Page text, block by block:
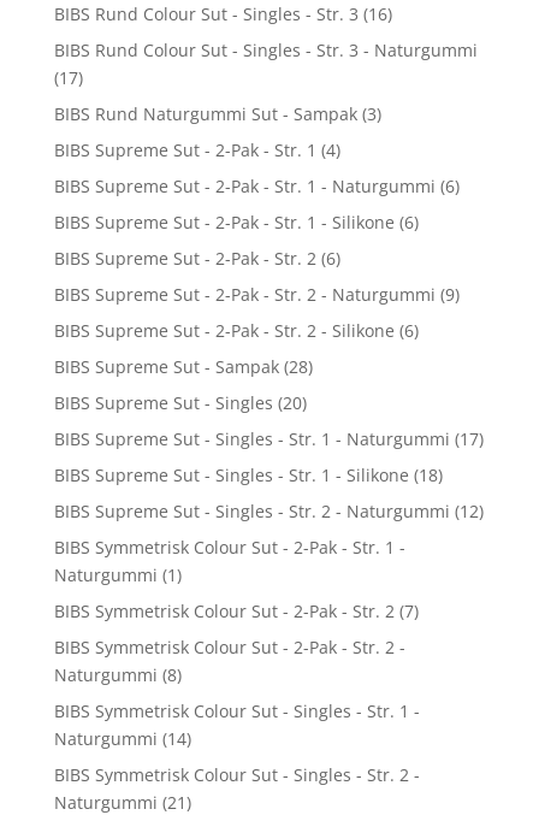
BIBS Rund Colour Sut - Singles - Str. 3 (16)
BIBS Rund Colour Sut - Singles - Str. 3 - Naturgummi
(17)
BIBS Rund Naturgummi Sut - Sampak (3)
BIBS Supreme Sut - 2-Pak - Str. 1 (4)
BIBS Supreme Sut - 2-Pak - Str. 1 - Naturgummi (6)
BIBS Supreme Sut - 2-Pak - Str. 1 - Silikone (6)
BIBS Supreme Sut - 2-Pak - Str. 2 (6)
BIBS Supreme Sut - 2-Pak - Str. 2 - Naturgummi (9)
BIBS Supreme Sut - 2-Pak - Str. 2 - Silikone (6)
BIBS Supreme Sut - Sampak (28)
BIBS Supreme Sut - Singles (20)
BIBS Supreme Sut - Singles - Str. 1 - Naturgummi (17)
BIBS Supreme Sut - Singles - Str. 1 - Silikone (18)
BIBS Supreme Sut - Singles - Str. 2 - Naturgummi (12)
BIBS Symmetrisk Colour Sut - 2-Pak - Str. 1 -
Naturgummi (1)
BIBS Symmetrisk Colour Sut - 2-Pak - Str. 2 (7)
BIBS Symmetrisk Colour Sut - 2-Pak - Str. 2 -
Naturgummi (8)
BIBS Symmetrisk Colour Sut - Singles - Str. 1 -
Naturgummi (14)
BIBS Symmetrisk Colour Sut - Singles - Str. 2 -
Naturgummi (21)